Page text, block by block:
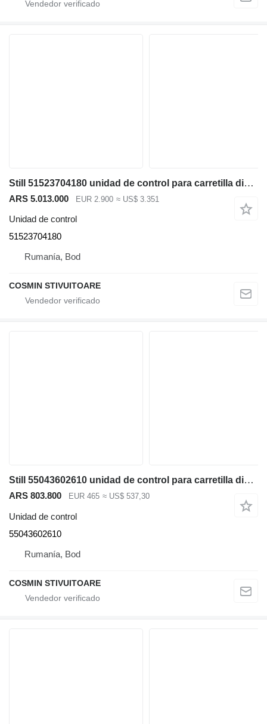
Still 51523704180 unidad de control para carretilla diésel
ARS 5.013.000 EUR 2.900 ≈ US$ 3.351
Unidad de control
51523704180
Rumanía, Bod
COSMIN STIVUITOARE
Still 55043602610 unidad de control para carretilla diésel
ARS 803.800 EUR 465 ≈ US$ 537,30
Unidad de control
55043602610
Rumanía, Bod
COSMIN STIVUITOARE